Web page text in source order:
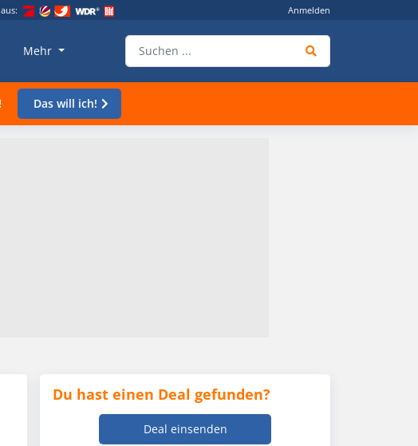
Anmelden
Mehr
Das will ich!
Du hast einen Deal gefunden?
Deal einsenden